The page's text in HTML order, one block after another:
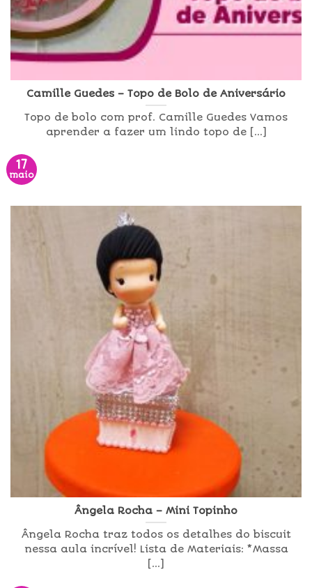
Camille Guedes – Topo de Bolo de Aniversário
Topo de bolo com prof. Camille Guedes Vamos
aprender a fazer um lindo topo de [...]
17
maio
Ângela Rocha – Mini Topinho
Ângela Rocha traz todos os detalhes do biscuit
nessa aula incrível! Lista de Materiais: *Massa
[...]